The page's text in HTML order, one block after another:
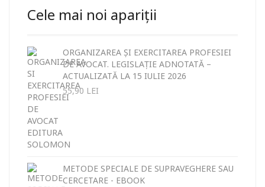
Cele mai noi apariții
ORGANIZAREA ȘI EXERCITAREA PROFESIEI
DE AVOCAT. LEGISLAȚIE ADNOTATĂ –
ACTUALIZATĂ LA 15 IULIE 2026
55,90 LEI
METODE SPECIALE DE SUPRAVEGHERE SAU
CERCETARE - EBOOK